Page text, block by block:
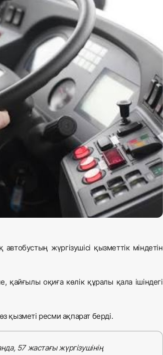
жүргізушісі қызметтік міндетін
қайғылы оқиға көлік құралы қала ішіндегі
қызметі ресми ақпарат берді.
57 жастағы жүргізушінің